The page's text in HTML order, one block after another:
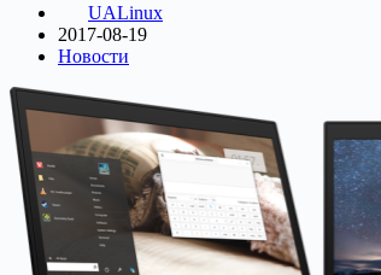
UALinux
2017-08-19
Новости